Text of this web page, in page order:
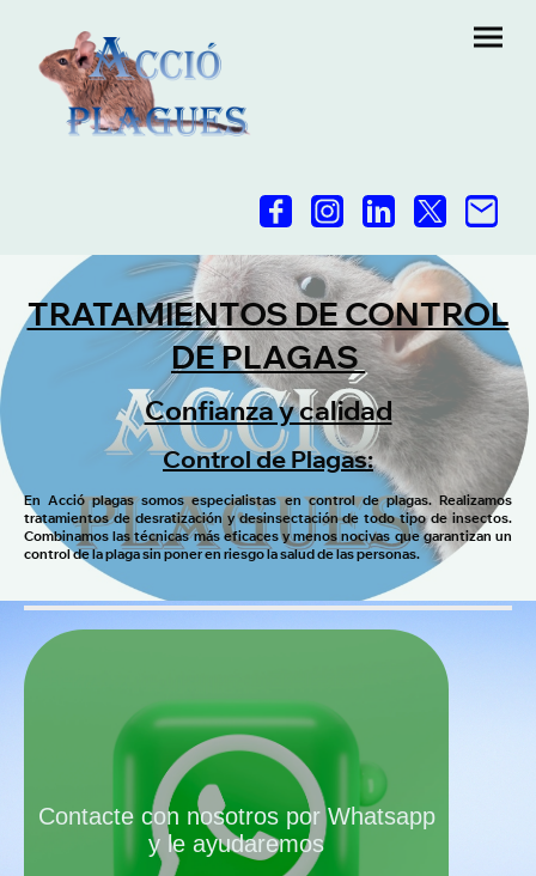
TRATAMIENTOS DE CONTROL
DE PLAGAS
Confianza y calidad
Control de Plagas:
En Acció plagas somos especialistas en control de plagas. Realizamos
tratamientos de desratización y desinsectación de todo tipo de insectos.
Combinamos las técnicas más eficaces y menos nocivas que garantizan un
control de la plaga sin poner en riesgo la salud de las personas.
Contacte con nosotros por Whatsapp
y le ayudaremos